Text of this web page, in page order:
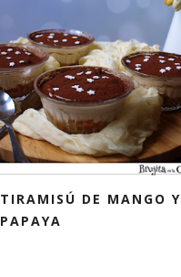
TIRAMISÚ DE MANGO Y
PAPAYA